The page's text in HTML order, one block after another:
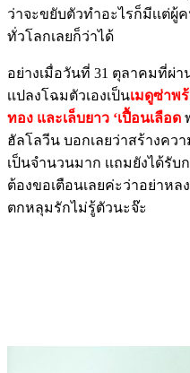
ว่าจะขยับตัวทำอะไรก็มีเเต่
ทั่วโลกเลยก็ว่าได้
อย่างเมื่อวันที่ 31 ตุลาคมที่ผ่า
เเปลงโฉมตัวเองเป็นเมดูซ่าพ
ทอง และเล็บยาว ‘เปื้อนเลือด
ฮัลโลวีน บอกเลยว่าสร้างคว
เป็นจำนวนมาก เเถมยังได้รั
ต้องขอเตือนเลยค่ะว่าอย่าหล
ตกหลุมรักไม่รู้ตัวนะจ๊ะ